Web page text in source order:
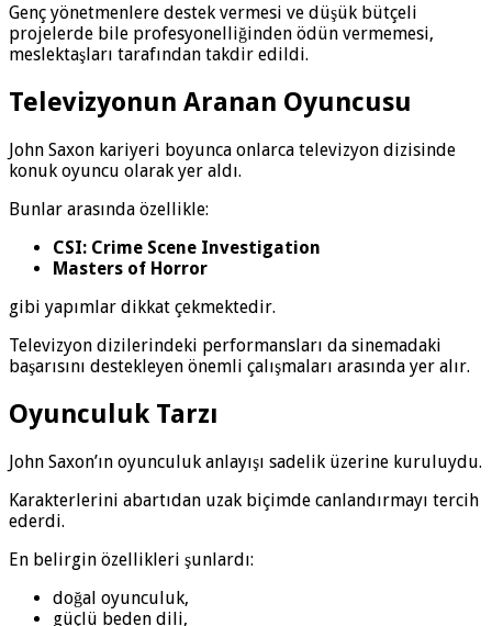
Genç yönetmenlere destek vermesi ve düşük bütçeli
projelerde bile profesyonelliğinden ödün vermemesi,
meslektaşları tarafından takdir edildi.
Televizyonun Aranan Oyuncusu
John Saxon kariyeri boyunca onlarca televizyon dizisinde
konuk oyuncu olarak yer aldı.
Bunlar arasında özellikle:
CSI: Crime Scene Investigation
Masters of Horror
gibi yapımlar dikkat çekmektedir.
Televizyon dizilerindeki performansları da sinemadaki
başarısını destekleyen önemli çalışmaları arasında yer alır.
Oyunculuk Tarzı
John Saxon’ın oyunculuk anlayışı sadelik üzerine kuruluydu.
Karakterlerini abartıdan uzak biçimde canlandırmayı tercih
ederdi.
En belirgin özellikleri şunlardı:
doğal oyunculuk,
güçlü beden dili,